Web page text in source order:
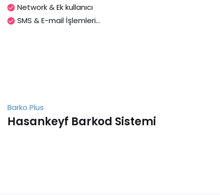
Network & Ek kullanıcı
SMS & E-mail İşlemleri...
Barko Plus
Hasankeyf Barkod Sistemi